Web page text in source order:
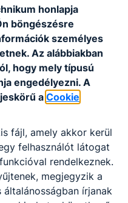
honlapja
böngészésre
személyes
Az alábbiakban
hogy mely típusú
engedélyezni.A
a Cookie
fájl, amely akkor kerül
felhasználót látogat
rendelkeznek.
megjegyzik a
írjanak